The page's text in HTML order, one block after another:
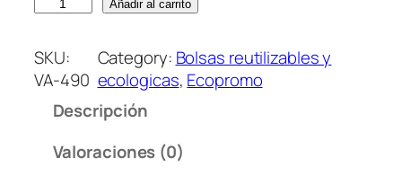
l
s
a
Añadir al carrito
SKU:
VA-490
Category: Bolsas reutilizables y
ecologicas, Ecopromo
Descripción
Valoraciones (0)